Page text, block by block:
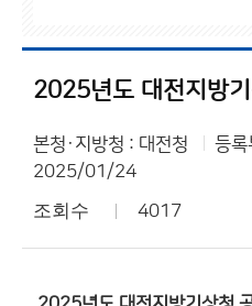
본청·지방청 : 대전청
등록
2025/01/24
조회수 4017